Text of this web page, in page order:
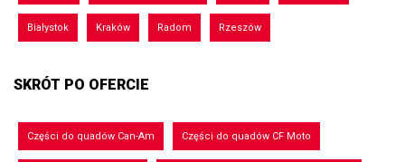
Białystok Kraków Radom Rzeszów
SKRÓT PO OFERCIE
Części do quadów Can-Am Części do quadów CF Moto